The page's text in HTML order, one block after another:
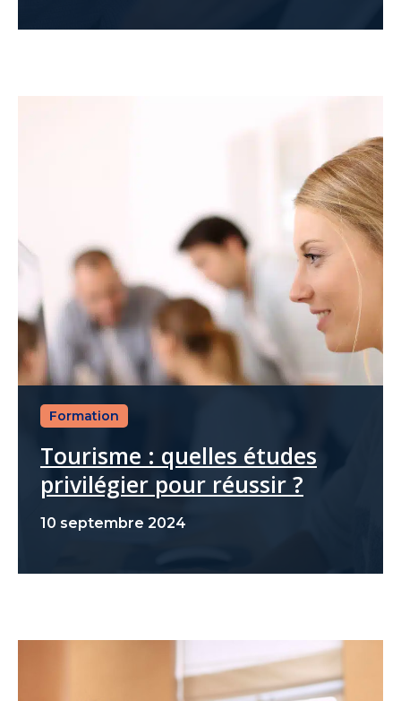
Formation
Tourisme : quelles études
privilégier pour réussir ?
10 septembre 2024